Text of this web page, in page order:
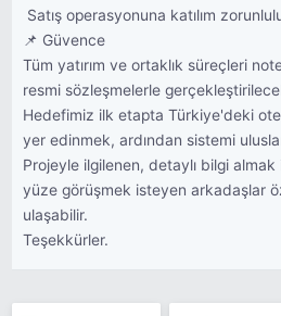
 Satış operasyonuna katılım
📌 Güvence
Tüm yatırım ve ortaklık süreçleri
resmi sözleşmelerle
Hedefimiz ilk etapta Türkiye'deki
yer edinmek, ardından sistemi
Projeyle ilgilenen, detaylı bilgi
yüze görüşmek isteyen arkadaşlar
ulaşabilir.
Teşekkürler.